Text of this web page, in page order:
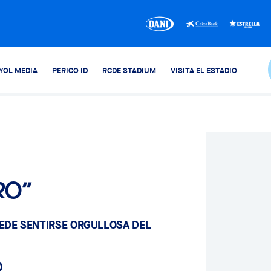
MEDIA PERICO ID RCDE STADIUM VISITA EL ESTADIO
SENTIRSE ORGULLOSA DEL